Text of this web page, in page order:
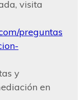
visita
preguntas
y
en